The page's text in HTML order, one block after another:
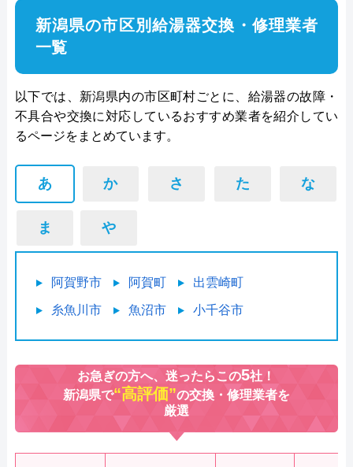
新潟県の市区別給湯器交換・修理業者
一覧
以下では、新潟県内の市区町村ごとに、給湯器の故障・
不具合や交換に対応しているおすすめ業者を紹介してい
るページをまとめています。
あ か さ た な
ま や
阿賀野市 阿賀町 出雲崎町
糸魚川市 魚沼市 小千谷市
お急ぎの方へ、迷ったらこの5社！
新潟県で“高評価”の交換・修理業者を
厳選